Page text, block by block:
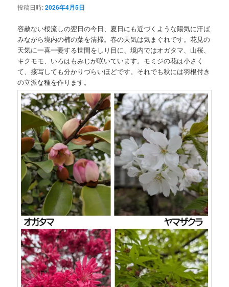
投稿日時:2026年4月5日
容赦ない桜流しの翌日の今日、夏日にも近づくような陽気に汗ば
みながら境内の楠の葉を清掃。春の天気は気まぐれです。花見の
天気に一喜一憂する世間をしり目に、境内ではオガタマ、山桜、
キクモモ、いろはもみじが咲いています。モミジの花は小さく
て、接写しても分かりづらいほどです。それでも秋には羽根付き
の立派な種を作ります。